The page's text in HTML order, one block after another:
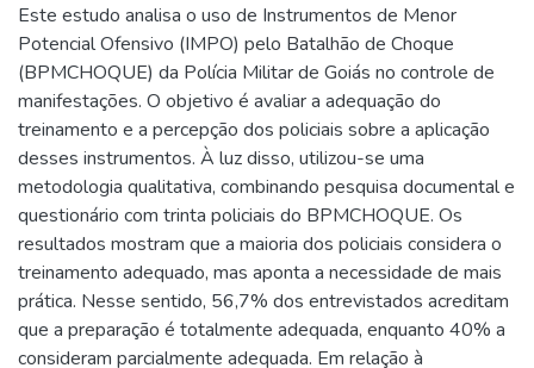
Este estudo analisa o uso de Instrumentos de Menor
Potencial Ofensivo (IMPO) pelo Batalhão de Choque
(BPMCHOQUE) da Polícia Militar de Goiás no controle de
manifestações. O objetivo é avaliar a adequação do
treinamento e a percepção dos policiais sobre a aplicação
desses instrumentos. À luz disso, utilizou-se uma
metodologia qualitativa, combinando pesquisa documental e
questionário com trinta policiais do BPMCHOQUE. Os
resultados mostram que a maioria dos policiais considera o
treinamento adequado, mas aponta a necessidade de mais
prática. Nesse sentido, 56,7% dos entrevistados acreditam
que a preparação é totalmente adequada, enquanto 40% a
consideram parcialmente adequada. Em relação à